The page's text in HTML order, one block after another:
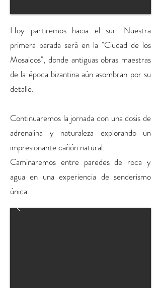
Hoy partiremos hacia el sur. Nuestra
primera parada será en la "Ciudad de los
Mosaicos", donde antiguas obras maestras
de la época bizantina aún asombran por su
detalle.
Continuaremos la jornada con una dosis de
adrenalina y naturaleza explorando un
impresionante cañón natural.
Caminaremos entre paredes de roca y
agua en una experiencia de senderismo
única.